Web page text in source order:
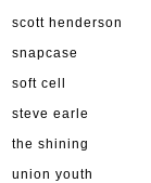
scott henderson
snapcase
soft cell
steve earle
the shining
union youth